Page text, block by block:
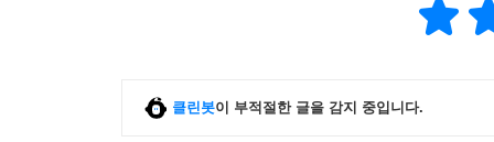
클린봇이 부적절한 글을 감지 중입니다.